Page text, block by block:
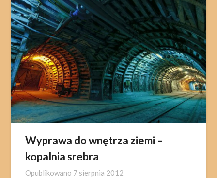
Wyprawa do wnętrza ziemi –
kopalnia srebra
Opublikowano 7 sierpnia 2012